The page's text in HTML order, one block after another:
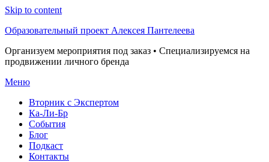
Skip to content
Образовательный проект Алексея Пантелеева
Организуем мероприятия под заказ • Специализируемся на
продвижении личного бренда
Меню
Вторник с Экспертом
Ка-Ли-Бр
События
Блог
Подкаст
Контакты